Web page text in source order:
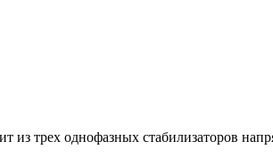
из трех однофазных стабилизаторов